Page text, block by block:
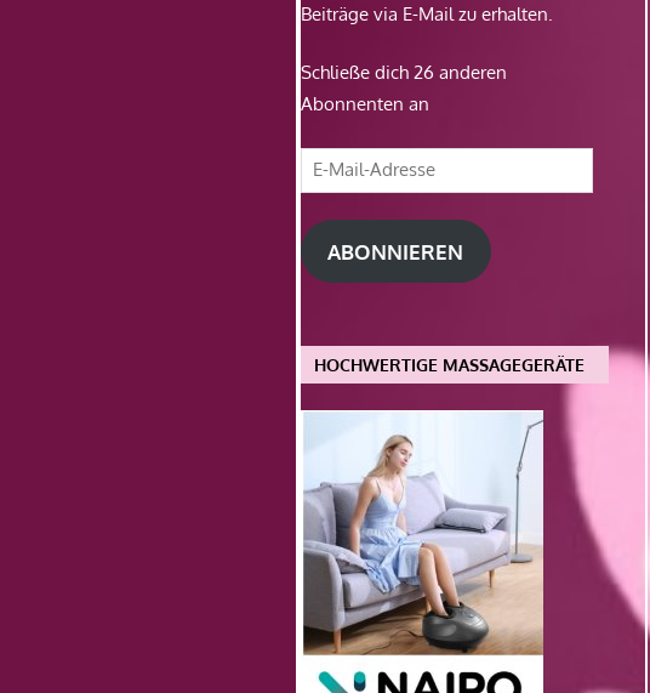
Beiträge via E-Mail zu erhalten.
Schließe dich 26 anderen
Abonnenten an
E-
Mail-
Adresse
ABONNIEREN
HOCHWERTIGE MASSAGEGERÄTE